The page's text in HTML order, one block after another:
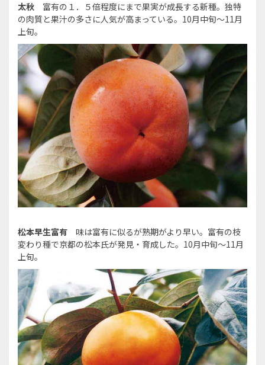
太秋 富有の１．５倍程度にまで果実が成長する新種。独特
の肉質と果汁の多さに人気が高まっている。10月中旬～11月
上旬。
松本早生富有 味は富有に似るが熟期がより早い。富有の枝
変わり種で京都の松本氏が発見・育成した。10月中旬～11月
上旬。